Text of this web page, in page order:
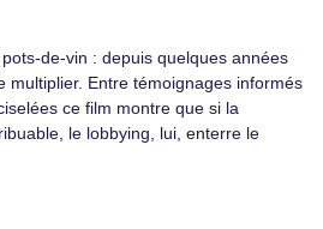
de-vin : depuis quelques années
multiplier. Entre témoignages informés
ce film montre que si la
le lobbying, lui, enterre le